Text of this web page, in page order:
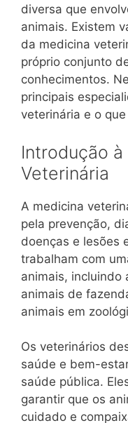
diversa que
animais. Existem
da medicina
próprio conjunto
conhecimentos.
principais
veterinária e o
Introdução
Veterinária
A medicina
pela prevenção,
doenças e lesões
trabalham com
animais, incluindo
animais de
animais em
Os veterinários
saúde e bem-
saúde pública.
garantir que os
cuidado e